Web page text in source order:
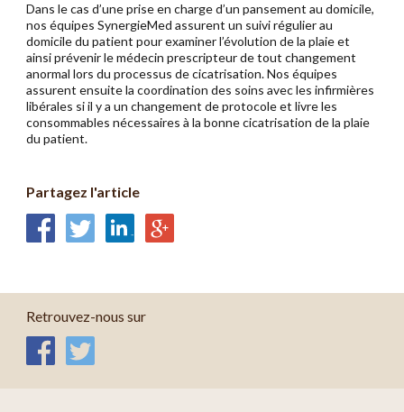
Partagez l'article
Dans le cas d’une prise en charge d’un pansement au domicile,
nos équipes SynergieMed assurent un suivi régulier au
domicile du patient pour examiner l’évolution de la plaie et
ainsi prévenir le médecin prescripteur de tout changement
anormal lors du processus de cicatrisation. Nos équipes
assurent ensuite la coordination des soins avec les infirmières
libérales si il y a un changement de protocole et livre les
consommables nécessaires à la bonne cicatrisation de la plaie
du patient.
Retrouvez-nous sur